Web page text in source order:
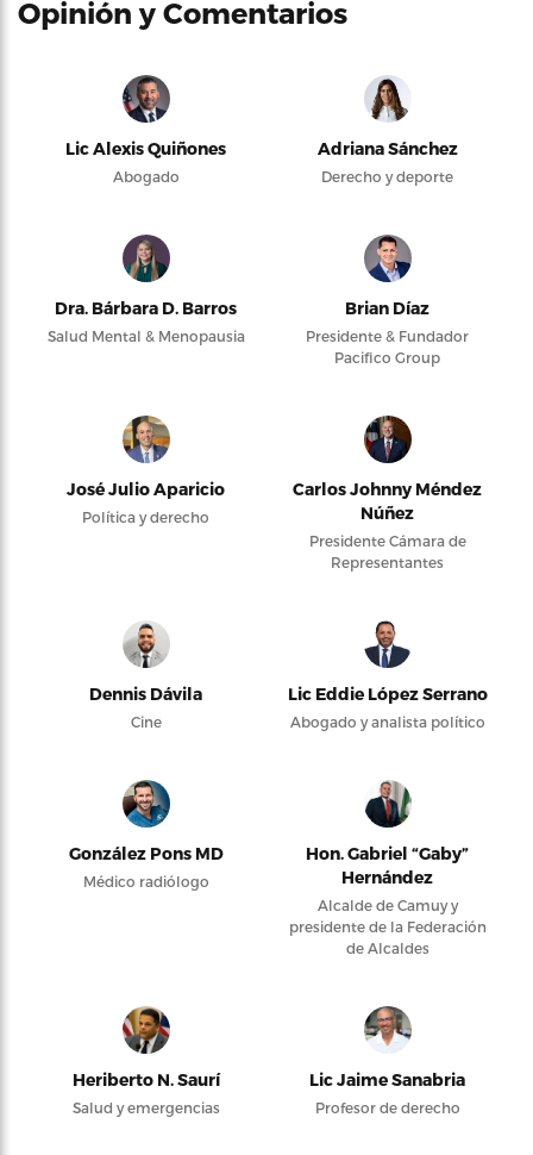
Opinión y Comentarios
Lic Alexis Quiñones
Abogado
Adriana Sánchez
Derecho y deporte
Dra. Bárbara D. Barros
Salud Mental & Menopausia
Brian Díaz
Presidente & Fundador
Pacifico Group
José Julio Aparicio
Política y derecho
Carlos Johnny Méndez
Núñez
Presidente Cámara de
Representantes
Dennis Dávila
Cine
Lic Eddie López Serrano
Abogado y analista político
González Pons MD
Médico radiólogo
Hon. Gabriel “Gaby”
Hernández
Alcalde de Camuy y
presidente de la Federación
de Alcaldes
Heriberto N. Saurí
Salud y emergencias
Lic Jaime Sanabria
Profesor de derecho